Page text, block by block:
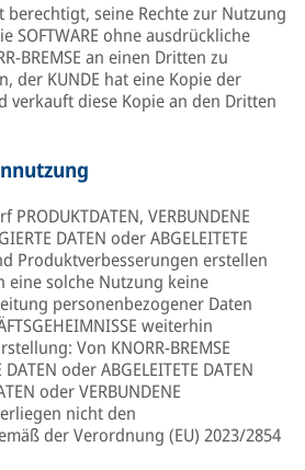
berechtigt, seine Rechte zur Nutzung
SOFTWARE ohne ausdrückliche
BREMSE an einen Dritten zu
der KUNDE hat eine Kopie der
verkauft diese Kopie an den Dritten
PRODUKTDATEN, VERBUNDENE
DATEN oder ABGELEITETE
Produktverbesserungen erstellen
eine solche Nutzung keine
personenbezogener Daten
weiterhin
Von KNORR-BREMSE
oder ABGELEITETE DATEN
oder VERBUNDENE
nicht den
der Verordnung (EU) 2023/2854